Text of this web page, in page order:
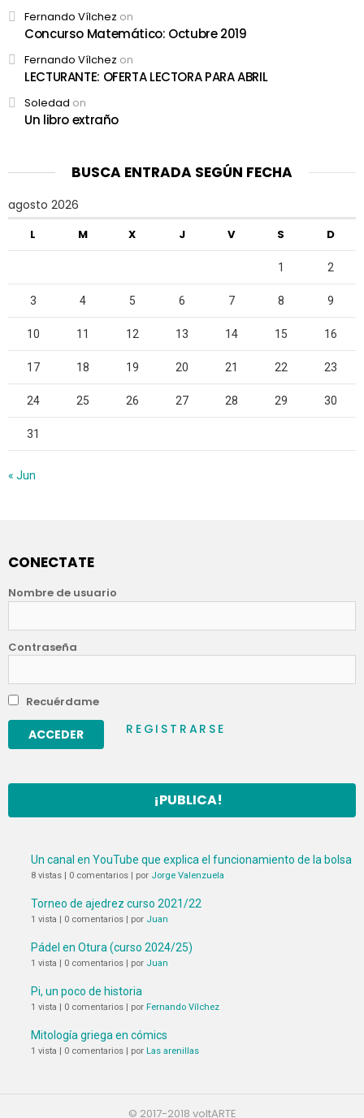
Fernando Vílchez on
Concurso Matemático: Octubre 2019
Fernando Vílchez on
LECTURANTE: OFERTA LECTORA PARA ABRIL
Soledad on
Un libro extraño
BUSCA ENTRADA SEGÚN FECHA
agosto 2026
L M X J V S D
1 2
3 4 5 6 7 8 9
10 11 12 13 14 15 16
17 18 19 20 21 22 23
24 25 26 27 28 29 30
31
« Jun
CONECTATE
Nombre de usuario
Contraseña
Recuérdame
REGISTRARSE
¡PUBLICA!
Un canal en YouTube que explica el funcionamiento de la bolsa
8 vistas 0 comentarios por Jorge Valenzuela
Torneo de ajedrez curso 2021/22
1 vista 0 comentarios por Juan
Pádel en Otura (curso 2024/25)
1 vista 0 comentarios por Juan
Pi, un poco de historia
1 vista 0 comentarios por Fernando Vílchez
Mitología griega en cómics
1 vista 0 comentarios por Las arenillas
© 2017-2018 voltARTE